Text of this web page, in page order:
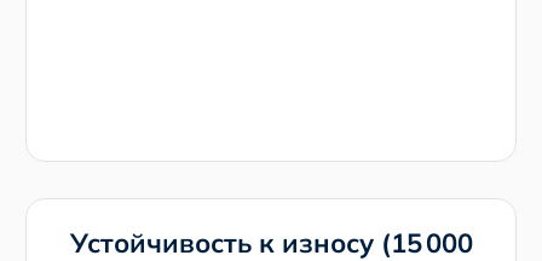
Устойчивость к износу (15 000